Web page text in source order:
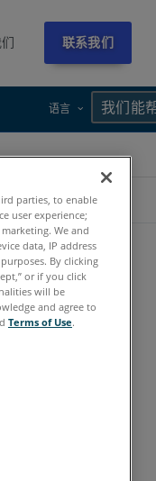
联系我们
语言
parties, to enable
user experience;
We and
data, IP address
By clicking
or if you click
will be
and agree to
Terms of Use.